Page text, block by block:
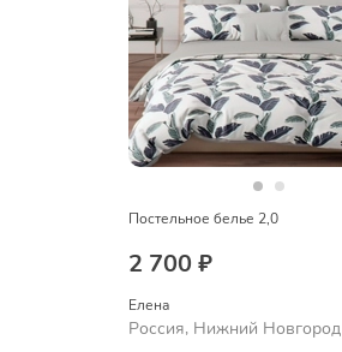
Постельное белье 2,0
2 700 ₽
Елена
Россия, Нижний Новгород